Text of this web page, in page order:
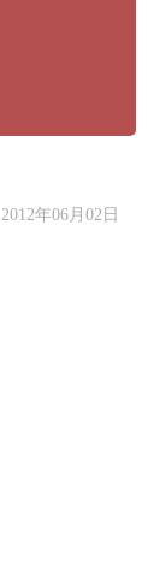
2012年06月02日